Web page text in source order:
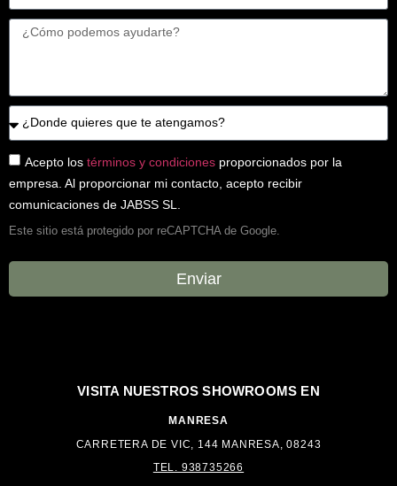
Acepto los términos y condiciones proporcionados por la
empresa. Al proporcionar mi contacto, acepto recibir
comunicaciones de JABSS SL.
Este sitio está protegido por reCAPTCHA de Google.
Enviar
VISITA NUESTROSSHOWROOMS EN
MANRESA
CARRETERA DE VIC, 144 MANRESA, 08243
TEL. 938735266